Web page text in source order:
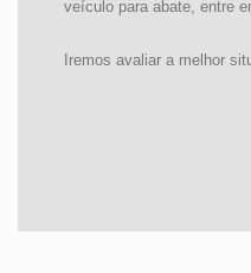
veículo para abate, entre
Iremos avaliar a melhor